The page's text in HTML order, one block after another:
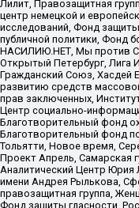
Лилит, Правозащитная
центр немецкой и
исследований, Фонд
публичной политики, Фонд
НАСИЛИЮ.НЕТ, Мы против
Открытый Петербург, Лига
Гражданский Союз, Хасдей
развитию средств
прав заключенных,
Центр социально-
Благотворительный фонд
Благотворительный фонд
Тольятти, Новое время,
Проект Апрель, Самарская
Аналитический Центр
имени Андрея Рылькова,
правозащитная группа,
Фонд защиты гласности,